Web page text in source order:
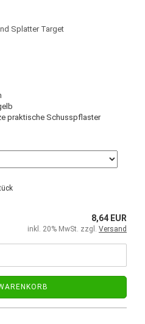
praktische Schusspflaster
8,64 EUR
inkl. 20% MwSt. zzgl. Versand